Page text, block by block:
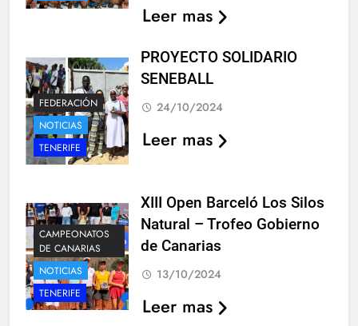
Leer mas
FEDERACIÓN
NOTICIAS
TENERIFE
PROYECTO SOLIDARIO
SENEBALL
24/10/2024
Leer mas
CAMPEONATOS
DE CANARIAS
NOTICIAS
TENERIFE
XIII Open Barceló Los Silos
Natural – Trofeo Gobierno
de Canarias
13/10/2024
Leer mas